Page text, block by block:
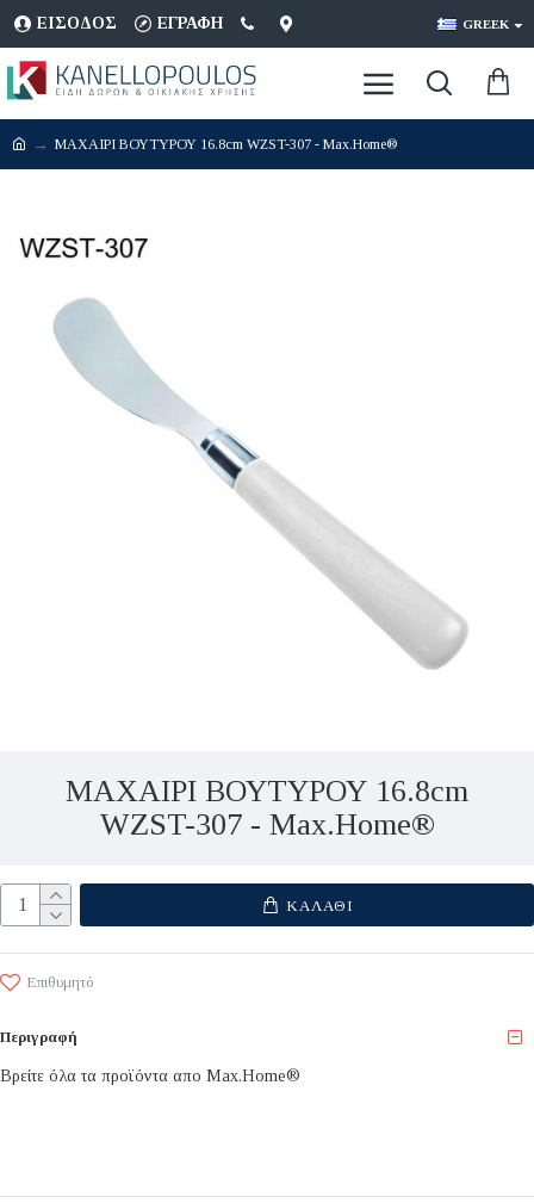
ΕΊΣΟΔΟΣ ΕΓΡΑΦΉ GREEK
ΜΑΧΑΙΡΙ ΒΟΥΤΥΡΟΥ 16.8cm WZST-307 - Max.Home®
ΜΑΧΑΙΡΙ ΒΟΥΤΥΡΟΥ 16.8cm
WZST-307 - Max.Home®
ΚΑΛΆΘΙ
Επιθυμητό
Περιγραφή
Βρείτε όλα τα προϊόντα απο Max.Home®